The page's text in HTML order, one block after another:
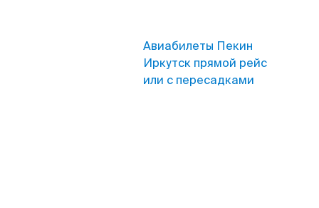
Авиабилеты Пекин
Иркутск прямой рейс
или с пересадками